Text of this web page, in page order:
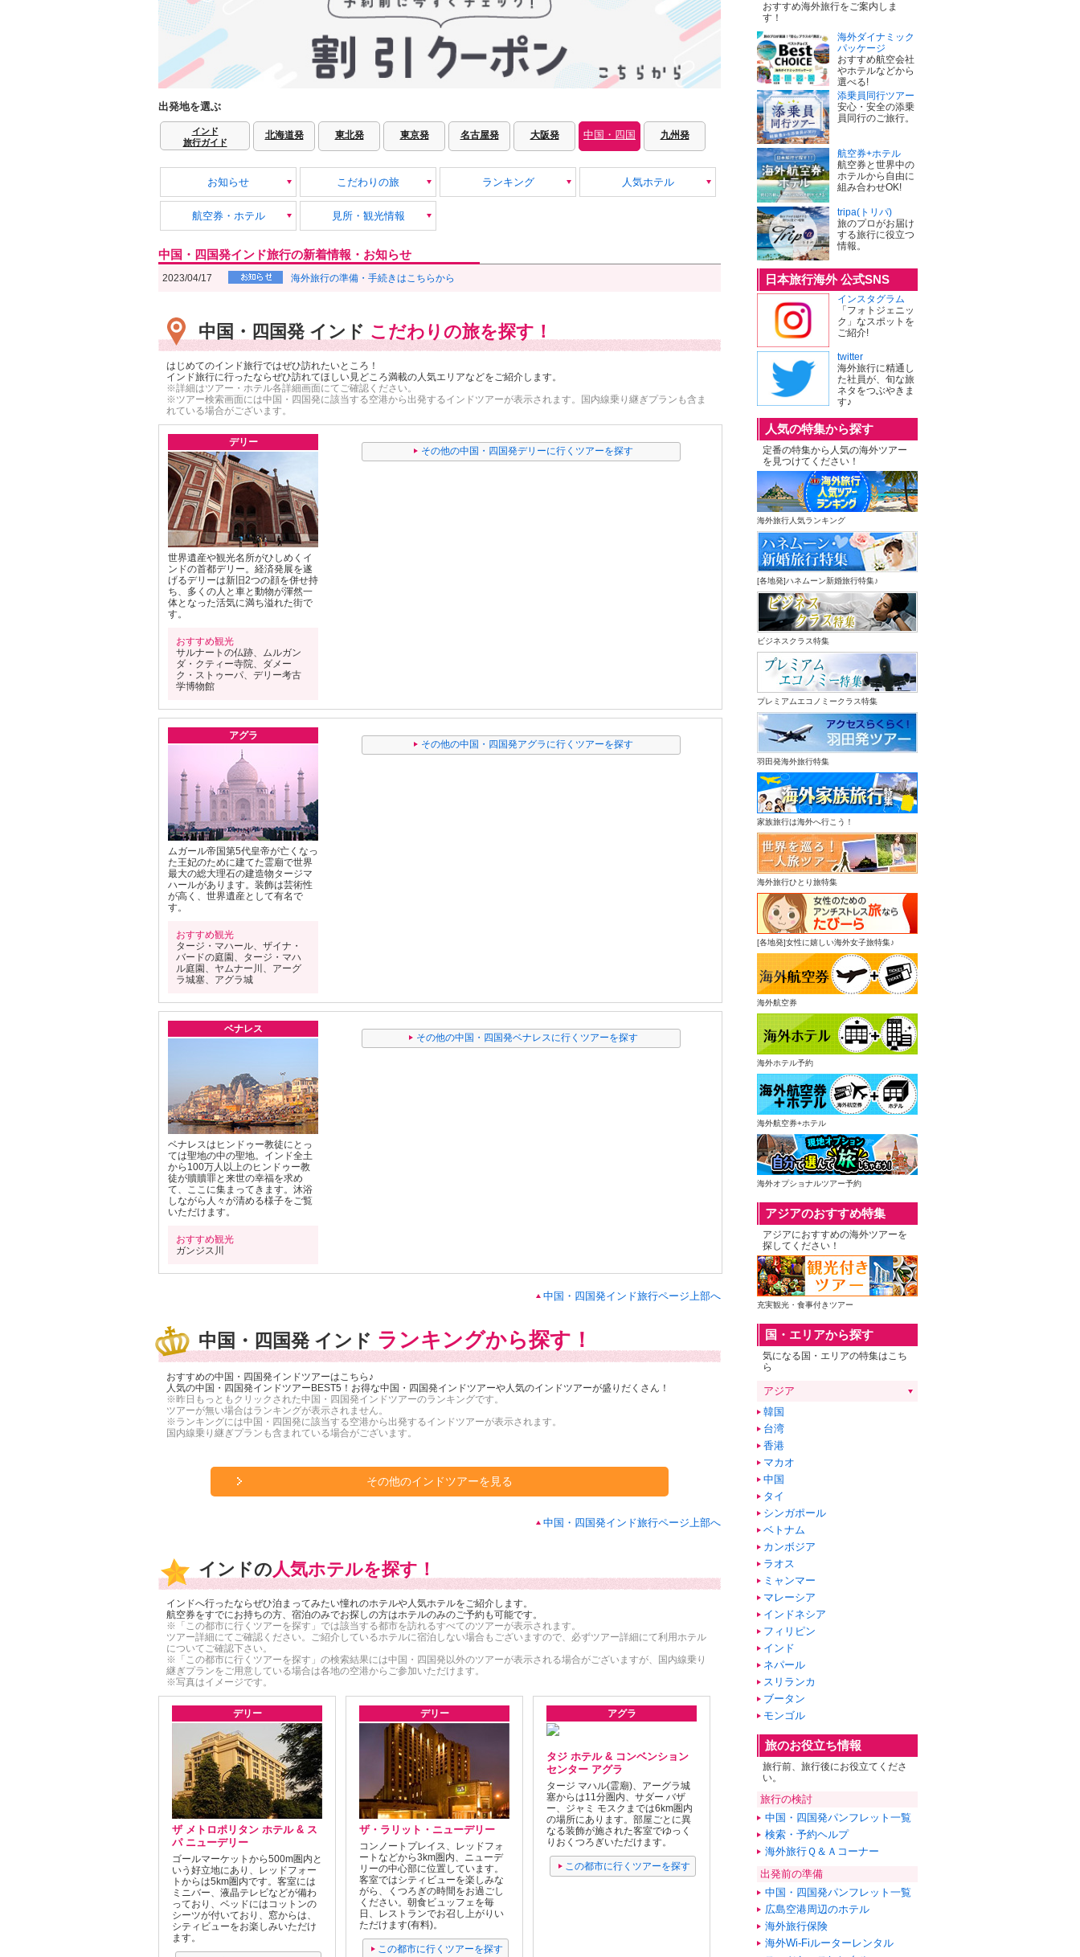
出発地を選ぶ
インド
旅行ガイド
北海道発 東北発 東京発 名古屋発 大阪発 中国・四国 九州発
お知らせ こだわりの旅 ランキング 人気ホテル
航空券・ホテル 見所・観光情報
中国・四国発インド旅行の新着情報・お知らせ
2023/04/17 海外旅行の準備・手続きはこちらから
中国・四国発 インド こだわりの旅を探す！
はじめてのインド旅行ではぜひ訪れたいところ！
インド旅行に行ったならぜひ訪れてほしい見どころ満載の人気エリアなどをご紹介します。
※詳細はツアー・ホテル各詳細画面にてご確認ください。
※ツアー検索画面には中国・四国発に該当する空港から出発するインドツアーが表示されます。 国内線乗り継ぎプランも含ま
れている場合がございます 。
デリー
世界遺産や観光名所がひしめくイ
ンドの首都デリー。経済発展を遂
げるデリーは新旧2つの顔を併せ持
ち、多くの人と車と動物が渾然一
体となった活気に満ち溢れた街で
す。
おすすめ観光
サルナートの仏跡、ムルガン
ダ・クティー寺院、ダメー
ク・ストゥーパ、デリー考古
学博物館
その他の中国・四国発デリーに行くツアーを探す
アグラ
ムガール帝国第5代皇帝が亡くなっ
た王妃のために建てた霊廟で世界
最大の総大理石の建造物タージマ
ハールがあります。装飾は芸術性
が高く、世界遺産として有名で
す。
おすすめ観光
タージ・マハール、ザイナ・
バードの庭園、タージ・マハ
ル庭園、ヤムナー川、アーグ
ラ城塞、アグラ城
その他の中国・四国発アグラに行くツアーを探す
ベナレス
ベナレスはヒンドゥー教徒にとっ
ては聖地の中の聖地。インド全土
から100万人以上のヒンドゥー教
徒が贖贖罪と来世の幸福を求め
て、ここに集まってきます。沐浴
しながら人々が清める様子をご覧
いただけます。
おすすめ観光
ガンジス川
その他の中国・四国発ベナレスに行くツアーを探す
中国・四国発インド旅行ページ上部へ
中国・四国発 インド ランキングから探す！
おすすめの中国・四国発インドツアーはこちら♪
人気の中国・四国発インドツアーBEST5！お得な中国・四国発インドツアーや人気のインドツアーが盛りだくさん！
※昨日もっともクリックされた中国・四国発インドツアーのランキングです。
ツアーが無い場合はランキングが表示されません。
※ランキングには中国・四国発に該当する空港から出発するインドツアーが表示されます。
国内線乗り継ぎプランも含まれている場合がございます 。
その他のインドツアーを見る
中国・四国発インド旅行ページ上部へ
インドの人気ホテルを探す！
インドへ行ったならぜひ泊まってみたい憧れのホテルや人気ホテルをご紹介します。
航空券をすでにお持ちの方、宿泊のみでお探しの方はホテルのみのご予約も可能です。
※「この都市に行くツアーを探す」では該当する都市を訪れるすべてのツアーが表示されます。
ツアー詳細にてご確認ください。ご紹介しているホテルに宿泊しない場合もございますので、必ずツアー詳細にて利用ホテル
についてご確認下さい。
※「この都市に行くツアーを探す」の検索結果には中国・四国発以外のツアーが表示される場合がございますが、国内線乗り
継ぎプランをご用意している場合は各地の空港からご参加いただけます。
※写真はイメージです。
デリー
ザ メトロポリタン ホテル & ス
パ ニューデリー
ゴールマーケットから500m圏内と
いう好立地にあり、レッドフォー
トからは5km圏内です。客室には
ミニバー、液晶テレビなどが備わ
っており、ベッドにはコットンの
シーツが付いており、窓からは、
シティビューをお楽しみいただけ
ます。
デリー
ザ・ラリット・ニューデリー
コンノートプレイス、レッドフォ
ートなどから3km圏内、ニューデ
リーの中心部に位置しています。
客室ではシティビューを楽しみな
がら、くつろぎの時間をお過ごし
ください。朝食ビュッフェを毎
日、レストランでお召し上がりい
ただけます(有料)。
この都市に行くツアーを探す
アグラ
タジ ホテル & コンベンション
センター アグラ
タージ マハル(霊廟)、アーグラ城
塞からは11分圏内、サダー バザ
ー、ジャミ モスクまでは6km圏内
の場所にあります。部屋ごとに異
なる装飾が施された客室でゆっく
りおくつろぎいただけます。
この都市に行くツアーを探す
おすすめ海外旅行をご案内しま
す！
海外ダイナミック
パッケージ
おすすめ航空会社
やホテルなどから
選べる!
添乗員同行ツアー
安心・安全の添乗
員同行のご旅行。
航空券+ホテル
航空券と世界中の
ホテルから自由に
組み合わせOK!
tripa(トリパ)
旅のプロがお届け
する旅行に役立つ
情報。
日本旅行海外 公式SNS
インスタグラム
「フォトジェニッ
ク」なスポットを
ご紹介!
twitter
海外旅行に精通し
た社員が、旬な旅
ネタをつぶやきま
す♪
人気の特集から探す
定番の特集から人気の海外ツアー
を見つけてください！
海外旅行人気ランキング
[各地発]ハネムーン新婚旅行特集♪
ビジネスクラス特集
プレミアムエコノミークラス特集
羽田発海外旅行特集
家族旅行は海外へ行こう！
海外旅行ひとり旅特集
[各地発]女性に嬉しい海外女子旅特集♪
海外航空券
海外ホテル予約
海外航空券+ホテル
海外オプショナルツアー予約
アジアのおすすめ特集
アジアにおすすめの海外ツアーを
探してください！
充実観光・食事付きツアー
国・エリアから探す
気になる国・エリアの特集はこち
ら
アジア
韓国
台湾
香港
マカオ
中国
タイ
シンガポール
ベトナム
カンボジア
ラオス
ミャンマー
マレーシア
インドネシア
フィリピン
インド
ネパール
スリランカ
ブータン
モンゴル
旅のお役立ち情報
旅行前、旅行後にお役立てくださ
い。
旅行の検討
中国・四国発パンフレット一覧
検索・予約ヘルプ
海外旅行Ｑ＆Ａコーナー
出発前の準備
中国・四国発パンフレット一覧
広島空港周辺のホテル
海外旅行保険
海外Wi-Fiルーターレンタル